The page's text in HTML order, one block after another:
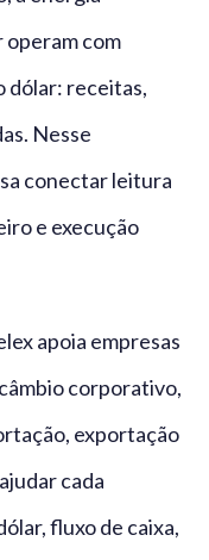
com
dólar: receitas,
Nesse
conectar leitura
e execução
apoia empresas
corporativo,
exportação
cada
fluxo de caixa,